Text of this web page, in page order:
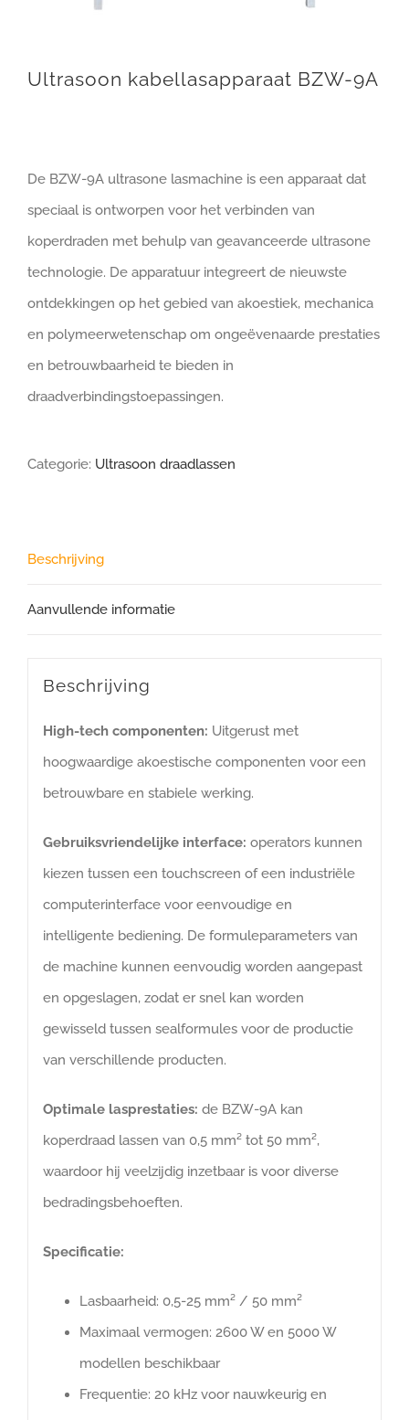
Ultrasoon kabellasapparaat BZW-9A
De BZW-9A ultrasone lasmachine is een apparaat dat
speciaal is ontworpen voor het verbinden van
koperdraden met behulp van geavanceerde ultrasone
technologie. De apparatuur integreert de nieuwste
ontdekkingen op het gebied van akoestiek, mechanica
en polymeerwetenschap om ongeëvenaarde prestaties
en betrouwbaarheid te bieden in
draadverbindingstoepassingen.
Categorie: Ultrasoon draadlassen
Beschrijving
Aanvullende informatie
Beschrijving
High-tech componenten: Uitgerust met
hoogwaardige akoestische componenten voor een
betrouwbare en stabiele werking.
Gebruiksvriendelijke interface: operators kunnen
kiezen tussen een touchscreen of een industriële
computerinterface voor eenvoudige en
intelligente bediening. De formuleparameters van
de machine kunnen eenvoudig worden aangepast
en opgeslagen, zodat er snel kan worden
gewisseld tussen sealformules voor de productie
van verschillende producten.
Optimale lasprestaties: de BZW-9A kan
koperdraad lassen van 0,5 mm² tot 50 mm²,
waardoor hij veelzijdig inzetbaar is voor diverse
bedradingsbehoeften.
Specificatie:
Lasbaarheid: 0,5-25 mm² / 50 mm²
Maximaal vermogen: 2600 W en 5000 W
modellen beschikbaar
Frequentie: 20 kHz voor nauwkeurig en